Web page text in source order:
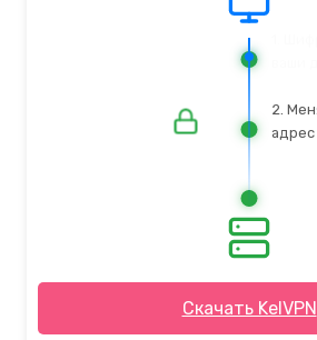
Скачать KelVPN